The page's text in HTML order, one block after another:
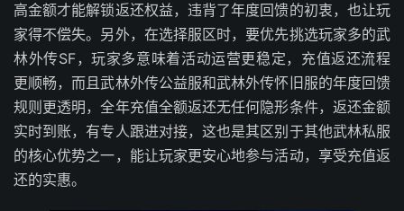
高金额才能解锁返还权益，违背了年度回馈的初衷，也让玩
家得不偿失。另外，在选择服区时，要优先挑选玩家多的武
林外传SF，玩家多意味着活动运营更稳定，充值返还流程
更顺畅，而且武林外传公益服和武林外传怀旧服的年度回馈
规则更透明，全年充值全额返还无任何隐形条件，返还金额
实时到账，有专人跟进对接，这也是其区别于其他武林私服
的核心优势之一，能让玩家更安心地参与活动，享受充值返
还的实惠。